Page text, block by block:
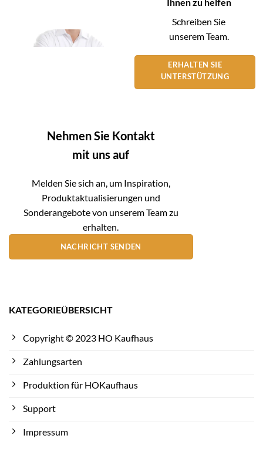
Schreiben Sie
unserem Team.
ERHALTEN SIE
UNTERSTÜTZUNG
Nehmen Sie Kontakt
mit uns auf
Melden Sie sich an, um Inspiration,
Produktaktualisierungen und
Sonderangebote von unserem Team zu
erhalten.
NACHRICHT SENDEN
KATEGORIEÜBERSICHT
Copyright © 2023 HO Kaufhaus
Zahlungsarten
Produktion für HOKaufhaus
Support
Impressum